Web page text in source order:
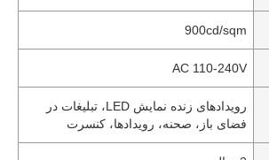
900cd/sqm
AC 110-240V
رویدادهای زنده نمایش LED، تبلیغات در
فضای باز، صحنه، رویدادها، کنسرت